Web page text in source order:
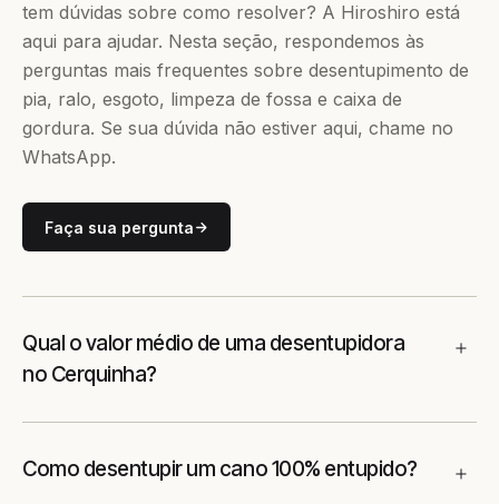
tem dúvidas sobre como resolver? A Hiroshiro está
aqui para ajudar. Nesta seção, respondemos às
perguntas mais frequentes sobre desentupimento de
pia, ralo, esgoto, limpeza de fossa e caixa de
gordura. Se sua dúvida não estiver aqui, chame no
WhatsApp.
Faça sua pergunta
Qual o valor médio de uma desentupidora
no Cerquinha?
Como desentupir um cano 100% entupido?